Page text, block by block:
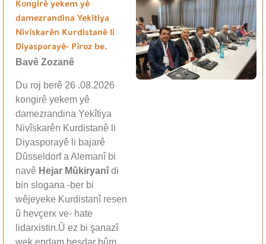
Kongirê yekem yê
damezrandina Yekîtiya
Nivîskarên Kurdistanê li
Diyasporayê- Pîroz be.
Bavê Zozanê
Du roj berê 26 .08.2026
kongirê yekem yê
damezrandina Yekîtiya
Nivîskarên Kurdistanê li
Diyasporayê li bajarê
Dûsseldorf a Alemanî bi
navê Hejar Mûkiryanîdi
bin slogana -ber bi
wêjeyeke Kurdistanî resen
û hevçerx ve- hate
lidarxistin.Û ez bi şanazî
wek endam beşdar bûm.